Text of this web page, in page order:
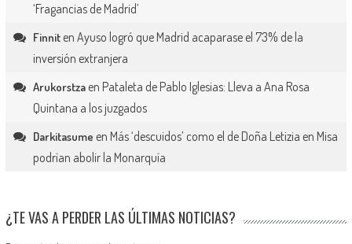
‘Fragancias de Madrid’
Finniten Ayuso logró que Madrid acaparase el 73% de la
inversión extranjera
Arukorstzaen Pataleta de Pablo Iglesias: Lleva a Ana Rosa
Quintana a los juzgados
Darkitasume en Más ‘descuidos’ como el de Doña Letizia en Misa
podrían abolir la Monarquía
¿TE VAS A PERDER LAS ÚLTIMAS NOTICIAS?